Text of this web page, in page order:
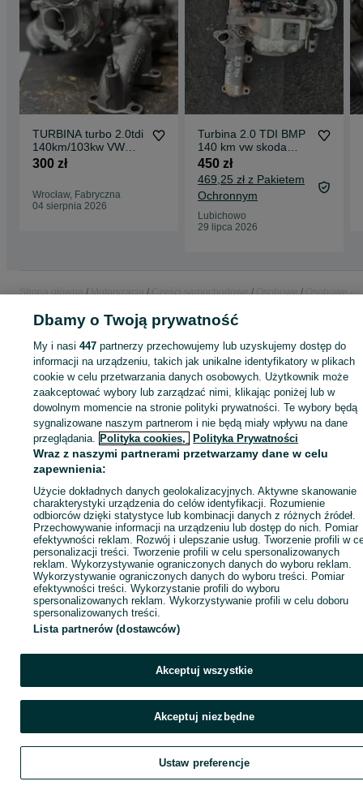
TURBINA turbo 2.0tdi
140km/103kw VW
Golf V Passat B6
300 zł
Wrocław, Fabryczna
04 sierpnia 2026
Turbina 2.0 TDI BMP
140 km vw skoda
audi
450 zł
469,25 zł z Pakietem
Ochronnym
Lubichowo
29 lipca 2026
Strona główna Motoryzacja Części samochodowe Osobowe
Osobowe -
KATEGORIA
ID:1064674858 Wyświetlenia:
Zadzwoń / SMS Wyślij wiadomość
Dbamy o Twoją prywatność
My i nasi447 partnerzy przechowujemy lub uzyskujemy dostęp do
informacji na urządzeniu, takich jak unikalne identyfikatory w plikach
cookie w celu przetwarzania danych osobowych. Użytkownik może
zaakceptować wybory lub zarządzać nimi, klikając poniżej lub w
dowolnym momencie na stronie polityki prywatności. Te wybory będą
sygnalizowane naszym partnerom i nie będą miały wpływu na dane
przeglądania. Polityka cookies, Polityka Prywatności
Wraz z naszymi partnerami przetwarzamy dane w celu
zapewnienia:
Użycie dokładnych danych geolokalizacyjnych. Aktywne skanowanie
charakterystyki urządzenia do celów identyfikacji. Rozumienie
odbiorców dzięki statystyce lub kombinacji danych z różnych źródeł.
Przechowywanie informacji na urządzeniu lub dostęp do nich. Pomiar
efektywności reklam. Rozwój i ulepszanie usług. Tworzenie profili w
personalizacji treści. Tworzenie profili w celu spersonalizowanych
reklam. Wykorzystywanie ograniczonych danych do wyboru reklam.
Wykorzystywanie ograniczonych danych do wyboru treści. Pomiar
efektywności treści. Wykorzystanie profili do wyboru
spersonalizowanych reklam. Wykorzystywanie profili w celu doboru
spersonalizowanych treści.
Lista partnerów (dostawców)
Akceptuj wszystkie
Akceptuj niezbędne
Ustaw preferencje